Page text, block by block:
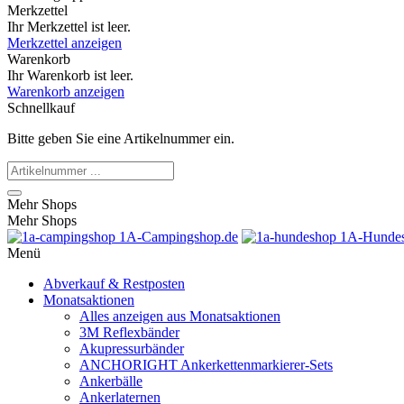
Merkzettel
Ihr Merkzettel ist leer.
Merkzettel anzeigen
Warenkorb
Ihr Warenkorb ist leer.
Warenkorb anzeigen
Schnellkauf
Bitte geben Sie eine Artikelnummer ein.
Mehr Shops
Mehr Shops
1A-Campingshop.de
1A-
Menü
Abverkauf & Restposten
Monatsaktionen
Alles anzeigen aus Monatsaktionen
3M Reflexbänder
Akupressurbänder
ANCHORIGHT Ankerkettenmarkierer-Sets
Ankerbälle
Ankerlaternen